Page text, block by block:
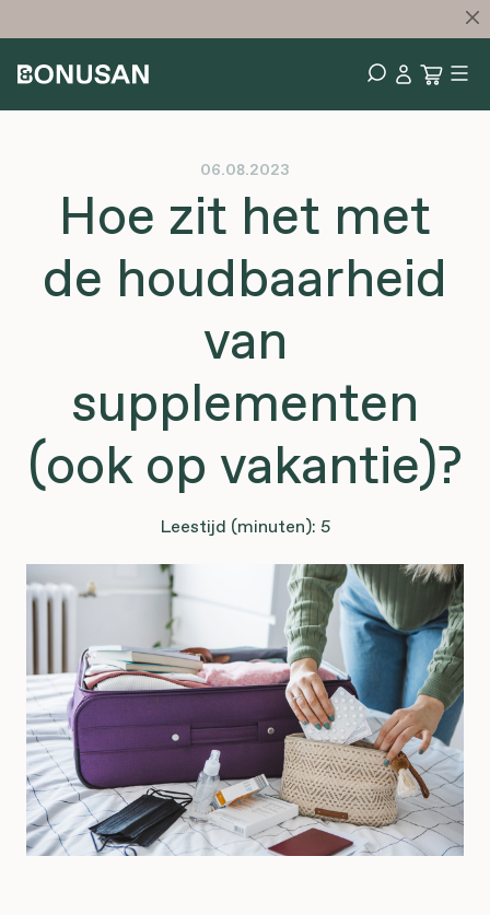
06.08.2023
Hoe zit het met
de houdbaarheid
van
supplementen
(ook op vakantie)?
Leestijd (minuten): 5